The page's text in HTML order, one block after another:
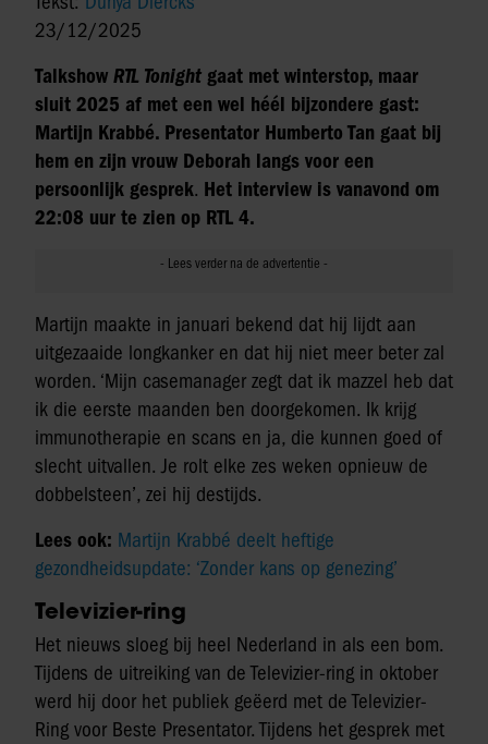
23/12/2025
Talkshow RTL Tonight gaat met winterstop, maar
sluit 2025 af met een wel héél bijzondere gast:
Martijn Krabbé. Presentator Humberto Tan gaat bij
hem en zijn vrouw Deborah langs voor een
persoonlijk gesprek. Het interview is vanavond om
22:08 uur te zien op RTL 4.
Martijn maakte in januari bekend dat hij lijdt aan
uitgezaaide longkanker en dat hij niet meer beter zal
worden. ‘Mijn casemanager zegt dat ik mazzel heb dat
ik die eerste maanden ben doorgekomen. Ik krijg
immunotherapie en scans en ja, die kunnen goed of
slecht uitvallen. Je rolt elke zes weken opnieuw de
dobbelsteen’, zei hij destijds.
Lees ook: Martijn Krabbé deelt heftige
gezondheidsupdate: ‘Zonder kans op genezing’
Televizier-ring
Het nieuws sloeg bij heel Nederland in als een bom.
Tijdens de uitreiking van de Televizier-ring in oktober
werd hij door het publiek geëerd met de Televizier-
Ring voor Beste Presentator. Tijdens het gesprek met